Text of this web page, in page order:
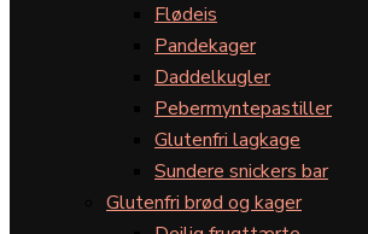
Flødeis
Pandekager
Daddelkugler
Pebermyntepastiller
Glutenfri lagkage
Sundere snickers bar
Glutenfri brød og kager